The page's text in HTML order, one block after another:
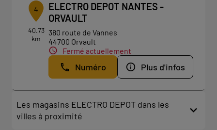
4
40.73
km
ELECTRO DEPOT NANTES -
ORVAULT
380 route de Vannes
44700 Orvault
Fermé actuellement
Numéro Plus d'infos
Les magasins ELECTRO DEPOT dans les
villes à proximité